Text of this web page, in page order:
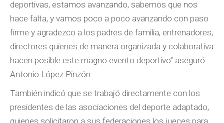
deportivas, estamos avanzando, sabemos que nos
hace falta, y vamos poco a poco avanzando con paso
firme y agradezco a los padres de familia, entrenadores,
directores quienes de manera organizada y colaborativa
hacen posible este magno evento deportivo” aseguró
Antonio López Pinzón.
También indicó que se trabajó directamente con los
presidentes de las asociaciones del deporte adaptado,
quienes solicitaron a sus federaciones los jueces para